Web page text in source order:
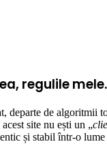
regulile mele.
departe de algoritmii
site nu ești un „
și stabil într-o